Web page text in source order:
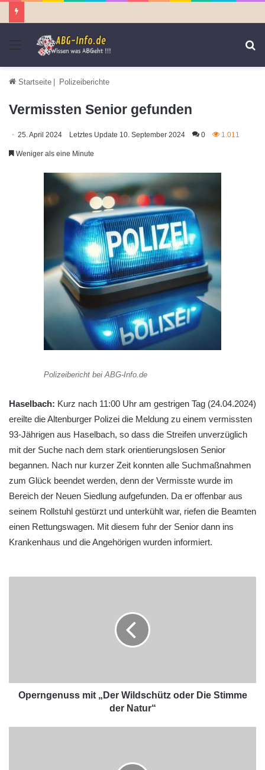
Menü
Startseite | Polizeiberichte
Vermissten Senior gefunden
25. April 2024 Letztes Update 10. September 2024 0 1.011
Weniger als eine Minute
Polizeibericht bei ABG-Info.de
Haselbach: Kurz nach 11:00 Uhr am gestrigen Tag (24.04.2024)
ereilte die Altenburger Polizei die Meldung zu einem vermissten
93-Jährigen aus Haselbach, so dass die Streifen unverzüglich
mit der Suche nach dem stark orientierungslosen Senior
begannen. Nach nur kurzer Zeit konnten alle Suchmaßnahmen
zum Glück beendet werden, denn der Vermisste wurde im
Bereich der Neuen Siedlung aufgefunden. Da er offenbar aus
seinem Rollstuhl gestürzt und unterkühlt war, riefen die Beamten
einen Rettungswagen. Mit diesem fuhr der Senior dann ins
Krankenhaus und die Angehörigen wurden informiert.
Operngenuss mit „Der Wildschütz oder Die Stimme
der Natur“